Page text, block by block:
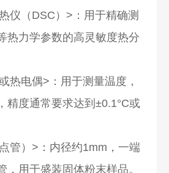
仪（DSC） >：用于精确测
热力学参数的高灵敏度热分
热电偶>：用于测量温度，
精度通常要求达到±0.1°C或
管） >：内径约1mm，一端
，用于盛装固体粉末样品。